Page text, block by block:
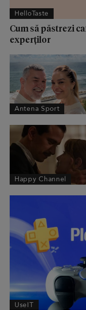
HelloTaste
Cum să păstrezi
experților
Antena Sport
Happy Channel
UseIT